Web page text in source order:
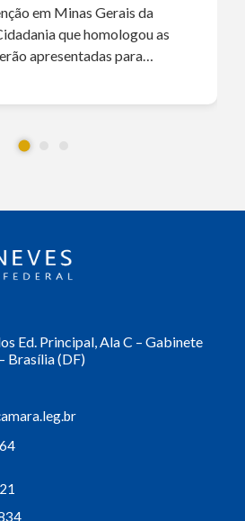
em Minas Gerais da
que homologou as
apresentadas para…
Ed. Principal, Ala C – Gabinete
Brasília (DF)